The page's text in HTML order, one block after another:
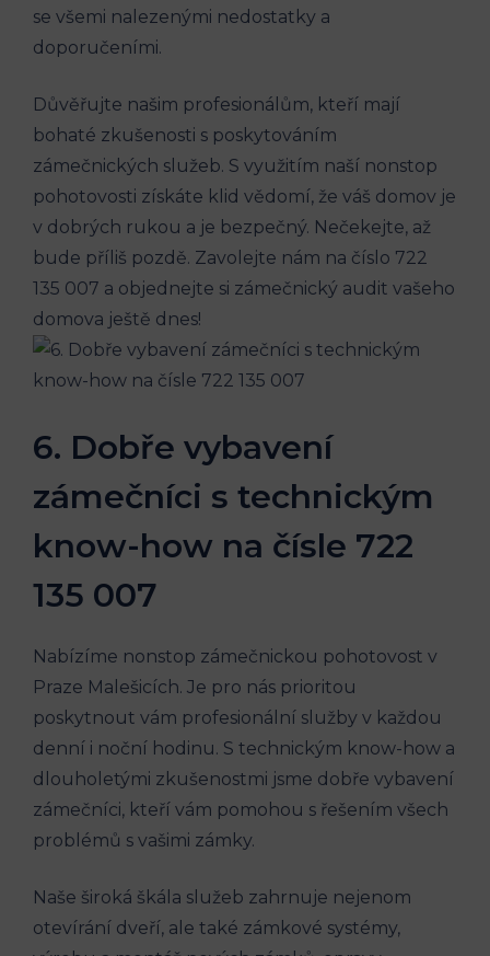
se všemi nalezenými nedostatky a
doporučeními.
Důvěřujte našim profesionálům, kteří mají
bohaté zkušenosti s poskytováním
zámečnických služeb. S využitím naší nonstop
pohotovosti získáte klid vědomí, že váš domov je
v dobrých rukou a je bezpečný. Nečekejte, až
bude příliš pozdě. Zavolejte nám na číslo 722
135 007 a objednejte si zámečnický audit vašeho
domova ještě dnes!
6. Dobře vybavení
zámečníci s technickým
know-how na čísle 722
135 007
Nabízíme nonstop zámečnickou pohotovost v
Praze Malešicích. Je pro nás prioritou
poskytnout vám profesionální služby v každou
denní i noční hodinu. S technickým know-how a
dlouholetými zkušenostmi jsme dobře vybavení
zámečníci, kteří vám pomohou s řešením všech
problémů s vašimi zámky.
Naše široká škála služeb zahrnuje nejenom
otevírání dveří, ale také zámkové systémy,